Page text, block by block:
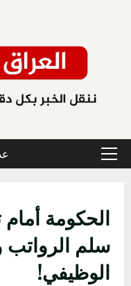
القائمة
الحكومة
سلم الرواتب
الوظيفي!